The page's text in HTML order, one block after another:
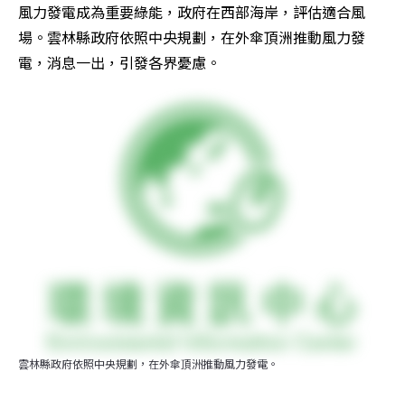
風力發電成為重要綠能，政府在西部海岸，評估適合風
場。雲林縣政府依照中央規劃，在外傘頂洲推動風力發
電，消息一出，引發各界憂慮。
雲林縣政府依照中央規劃，在外傘頂洲推動風力發電。